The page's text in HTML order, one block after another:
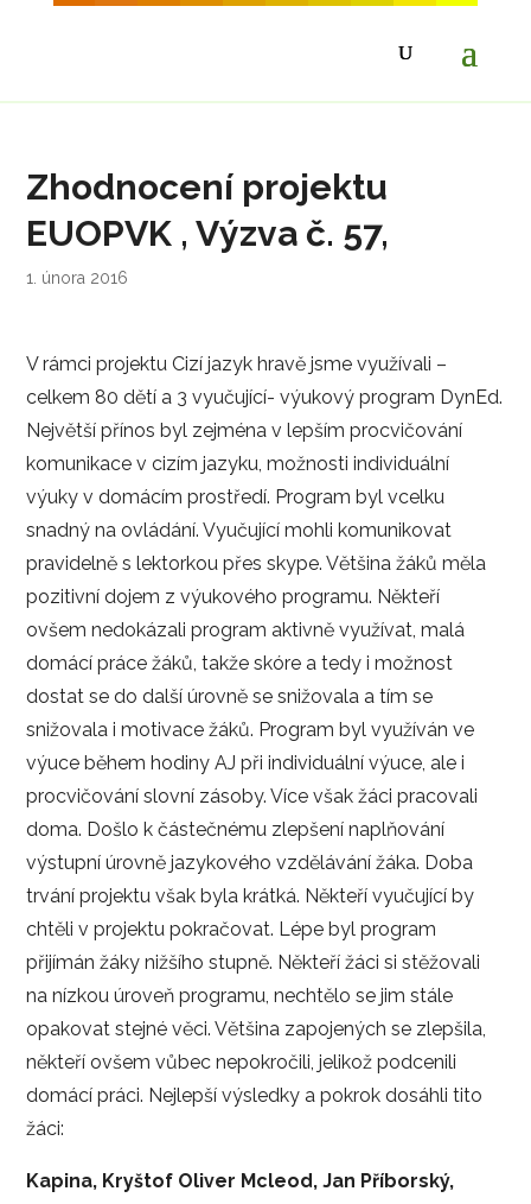
Zhodnocení projektu
EUOPVK , Výzva č. 57,
1. února 2016
V rámci projektu Cizí jazyk hravě jsme využívali –
celkem 80 dětí a 3 vyučující- výukový program DynEd.
Největší přínos byl zejména v lepším procvičování
komunikace v cizím jazyku, možnosti individuální
výuky v domácím prostředí. Program byl vcelku
snadný na ovládání. Vyučující mohli komunikovat
pravidelně s lektorkou přes skype. Většina žáků měla
pozitivní dojem z výukového programu. Někteří
ovšem nedokázali program aktivně využívat, malá
domácí práce žáků, takže skóre a tedy i možnost
dostat se do další úrovně se snižovala a tím se
snižovala i motivace žáků. Program byl využíván ve
výuce během hodiny AJ při individuální výuce, ale i
procvičování slovní zásoby. Více však žáci pracovali
doma. Došlo k částečnému zlepšení naplňování
výstupní úrovně jazykového vzdělávání žáka. Doba
trvání projektu však byla krátká. Někteří vyučující by
chtěli v projektu pokračovat. Lépe byl program
přijímán žáky nižšího stupně. Někteří žáci si stěžovali
na nízkou úroveň programu, nechtělo se jim stále
opakovat stejné věci. Většina zapojených se zlepšila,
někteří ovšem vůbec nepokročili, jelikož podcenili
domácí práci. Nejlepší výsledky a pokrok dosáhli tito
žáci:
Kapina, Kryštof Oliver Mcleod, Jan Příborský,